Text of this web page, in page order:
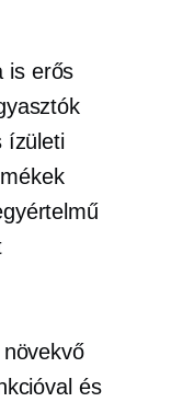
is erős
ízületi
és